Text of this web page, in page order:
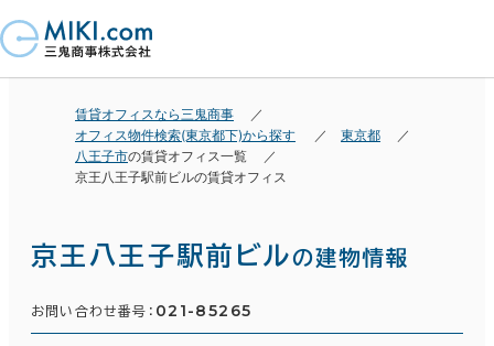
賃貸オフィスなら三鬼商事
オフィス物件検索(東京都下)から探す
東京都
八王子市の賃貸オフィス一覧
京王八王子駅前ビルの賃貸オフィス
京王八王子駅前ビルの建物情報
お問い合わせ番号： 021-85265